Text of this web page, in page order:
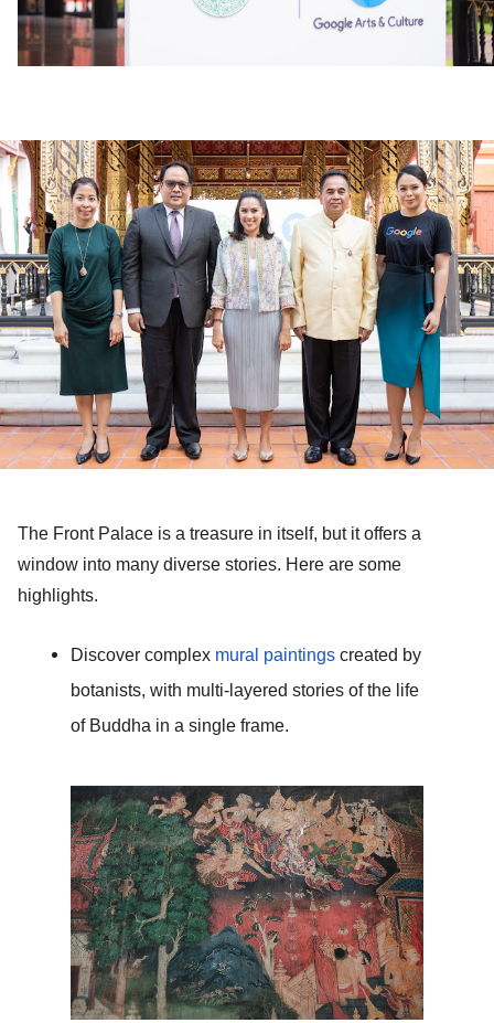
The Front Palace is a treasure in itself, but it offers a
window into many diverse stories. Here are some
highlights.
Discover complex mural paintings created by
botanists, with multi-layered stories of the life